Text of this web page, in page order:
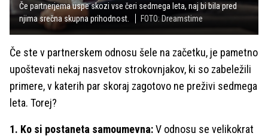
Če partnerjema uspe skozi vse čeri sedmega leta, naj bi bila pred
njima srečna skupna prihodnost.
FOTO: Dreamstime
Če ste v partnerskem odnosu šele na začetku, je pametno
upoštevati nekaj nasvetov strokovnjakov, ki so zabeležili
primere, v katerih par skoraj zagotovo ne preživi sedmega
leta. Torej?
1. Ko si postaneta samoumevna:V odnosu se velikokrat